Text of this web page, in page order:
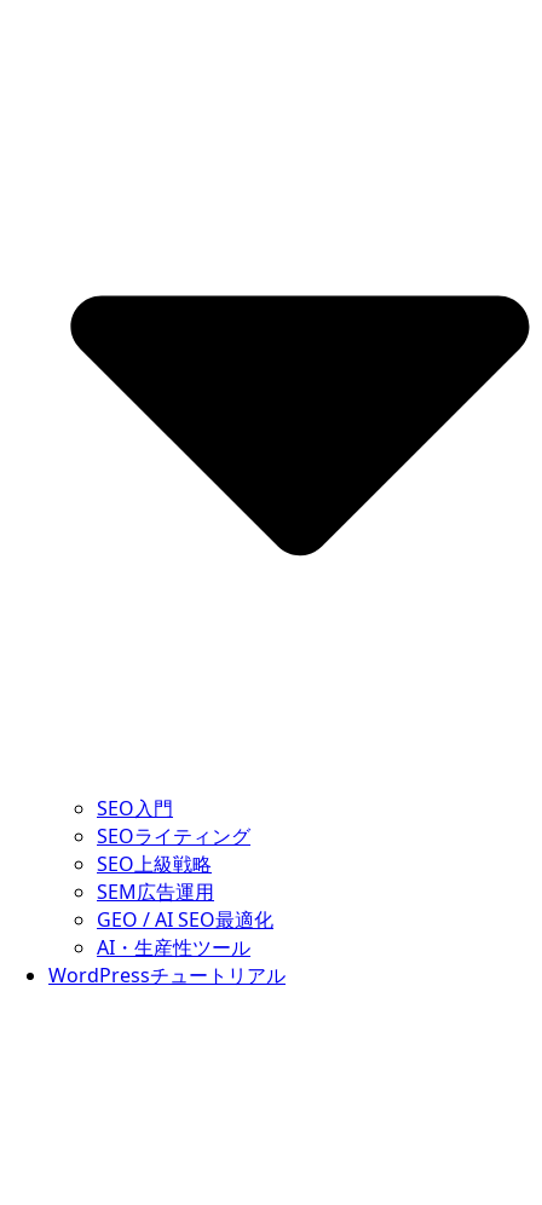
SEO入門
SEOライティング
SEO上級戦略
SEM広告運用
GEO / AI SEO最適化
AI・生産性ツール
WordPressチュートリアル